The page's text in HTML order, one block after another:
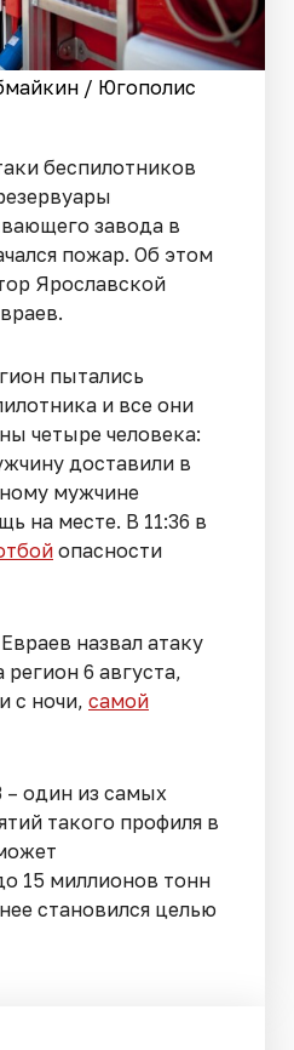
/ Югополис
беспилотников
завода в
пожар. Об этом
Ярославской
пытались
и все они
четыре человека:
доставили в
мужчине
на месте. В 11:36 в
опасности
назвал атаку
6 августа,
с ночи, самой
один из самых
такого профиля в
15 миллионов тонн
становился целью